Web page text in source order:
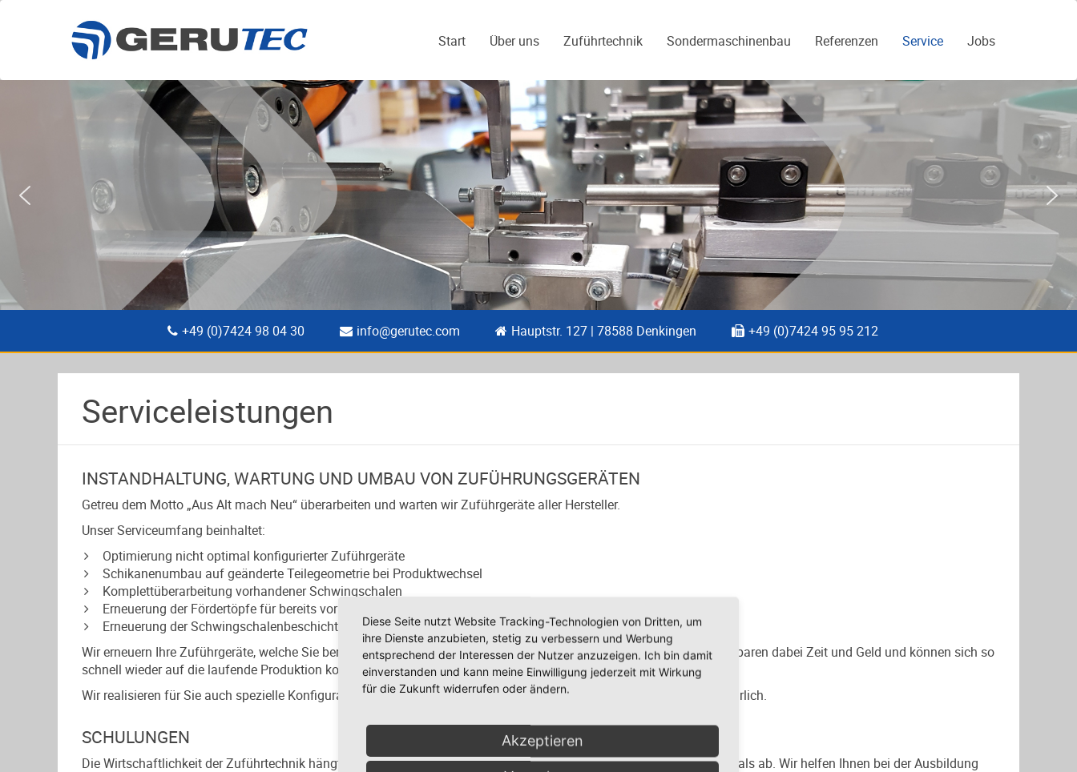
Start Über uns Zuführtechnik Sondermaschinenbau Referenzen Service Jobs
+49 (0)7424 98 04 30 info@gerutec.com Hauptstr. 127 | 78588 Denkingen +49 (0)7424 95 95 212
Serviceleistungen
INSTANDHALTUNG, WARTUNG UND UMBAU VON ZUFÜHRUNGSGERÄTEN
Getreu dem Motto „Aus Alt mach Neu“ überarbeiten und warten wir Zuführgeräte aller Hersteller.
Unser Serviceumfang beinhaltet:
Optimierung nicht optimal konfigurierter Zuführgeräte
Schikanenumbau auf geänderte Teilegeometrie bei Produktwechsel
Komplettüberarbeitung vorhandener Schwingschalen
Erneuerung der Fördertöpfe für bereits vorhandene Schwingantriebe
Erneuerung der Schwingschalenbeschichtung
Wir erneuern Ihre Zuführgeräte, welche Sie bereits im Einsatz haben oder adaptieren diese auf andere Produkte. Sie sparen dabei Zeit und Geld und können sich so
schnell wieder auf die laufende Produktion konzentrieren.
Wir realisieren für Sie auch spezielle Konfigurationswünsche. Unser kompetentes Team berät Sie hierzu gerne ausführlich.
SCHULUNGEN
Die Wirtschaftlichkeit der Zuführtechnik hängt in einem entscheidenden Maß von der Qualifikation des Bedienpersonals ab. Wir helfen Ihnen bei der Ausbildung
Diese Seite nutzt Website Tracking-Technologien von Dritten, um
ihre Dienste anzubieten, stetig zu verbessern und Werbung
entsprechend der Interessen der Nutzer anzuzeigen. Ich bin damit
einverstanden und kann meine Einwilligung jederzeit mit Wirkung
für die Zukunft widerrufen oder ändern.
Akzeptieren